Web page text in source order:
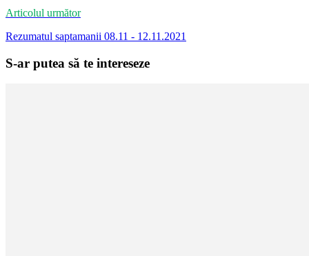
Articolul următor
Rezumatul saptamanii 08.11 - 12.11.2021
S-ar putea să te intereseze